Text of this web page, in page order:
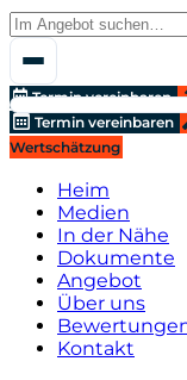
Termin vereinbaren
Termin vereinbaren
Wertschätzung
Heim
Medien
In der Nähe
Dokumente
Angebot
Über uns
Kontakt